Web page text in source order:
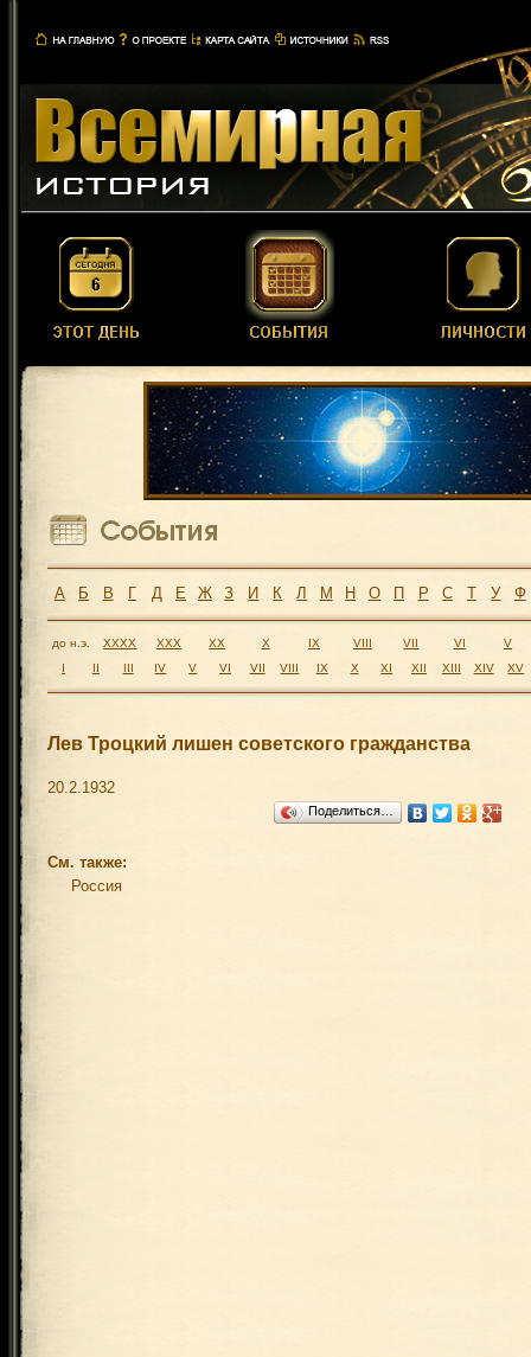
А Б В Г Д Е Ж З И К Л М Н О П Р С Т У Ф
до н.э. XXXX XXX XX X IX VIII VII VI
V
I
II III IV V VI VII VIII IX X XI XII XIII XIV XV
Лев Троцкий лишен советского гражданства
20.2.1932
Поделиться…
См. также:
Россия